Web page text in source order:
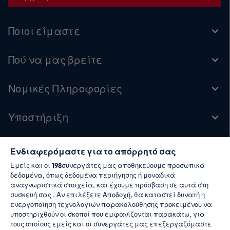
θερμοκρασίες. Επιπλέον, κατεβάζοντας την
μπορείτε να βελτιώσετε την απόδοση
έναν κόσμο αποκλειστικού επιπλέον
περιεχομένου.
Ποιοι είμαστε
Πού να μας βρείτε
Νομικές Πληροφορίες
Υποστήριξη
Ακολουθήστε μας
Ενδιαφερόμαστε για το απόρρητό σας
Εμείς και οι 198συνεργάτες μας αποθηκεύουμε προσωπικά
δεδομένα, όπως δεδομένα περιήγησης ή μοναδικά
αναγνωριστικά στοιχεία, και έχουμε πρόσβαση σε αυτά στη
συσκευή σας . Αν επιλέξετε Αποδοχή, θα καταστεί δυνατή η
ενεργοποίηση τεχνολογιών παρακολούθησης προκειμένου να
υποστηριχθούν οι σκοποί που εμφανίζονται παρακάτω, για
τους οποίους εμείς και οι συνεργάτες μας επεξεργαζόμαστε